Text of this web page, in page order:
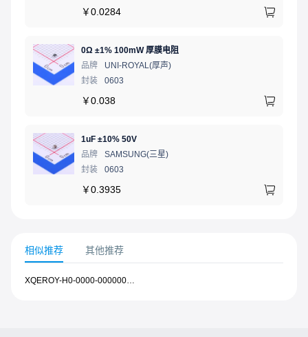
￥0.0284
0Ω ±1% 100mW 厚膜电阻
品牌
UNI-ROYAL(厚声)
封装
0603
￥0.038
1uF ±10% 50V
品牌
SAMSUNG(三星)
封装
0603
￥0.3935
相似推荐 其他推荐